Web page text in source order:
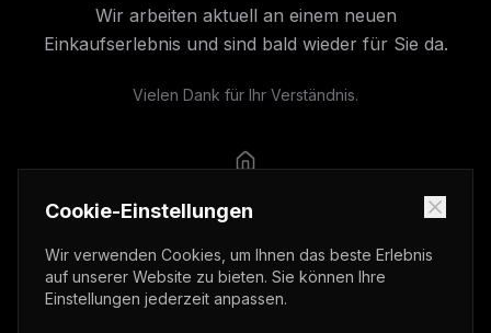
Cookie-Einstellungen
Wir verwenden Cookies, um Ihnen das beste Erlebnis
auf unserer Website zu bieten. Sie können Ihre
Einstellungen jederzeit anpassen.
Wir arbeiten aktuell an einem neuen
Einkaufserlebnis und sind bald wieder für Sie da.
Vielen Dank für Ihr Verständnis.